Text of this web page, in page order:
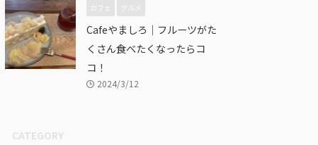
カフェ グルメ
Cafeやましろ｜フルーツがた
くさん食べたくなったらコ
コ！
2024/3/12